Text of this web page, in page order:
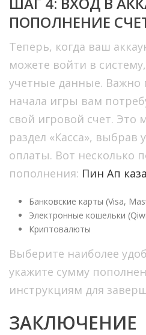
ПОПОЛНЕНИЕ
Теперь, когда ваш
можете войти в
учетные данные. Важно
начала игры вам
свой игровой счет. Это
раздел «Касса»,
оплаты. Вот несколько
пополнения: Пин Ап
Банковские карты (Visa,
Электронные кошельки
Криптовалюты
Выберите наиболее
укажите сумму
инструкциям для
ЗАКЛЮЧЕНИЕ